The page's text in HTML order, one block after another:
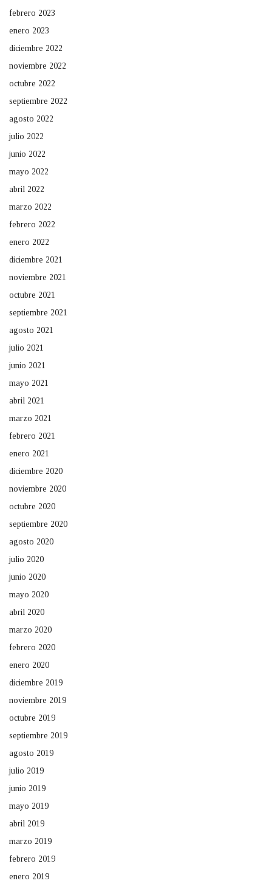
febrero 2023
enero 2023
diciembre 2022
noviembre 2022
octubre 2022
septiembre 2022
agosto 2022
julio 2022
junio 2022
mayo 2022
abril 2022
marzo 2022
febrero 2022
enero 2022
diciembre 2021
noviembre 2021
octubre 2021
septiembre 2021
agosto 2021
julio 2021
junio 2021
mayo 2021
abril 2021
marzo 2021
febrero 2021
enero 2021
diciembre 2020
noviembre 2020
octubre 2020
septiembre 2020
agosto 2020
julio 2020
junio 2020
mayo 2020
abril 2020
marzo 2020
febrero 2020
enero 2020
diciembre 2019
noviembre 2019
octubre 2019
septiembre 2019
agosto 2019
julio 2019
junio 2019
mayo 2019
abril 2019
marzo 2019
febrero 2019
enero 2019